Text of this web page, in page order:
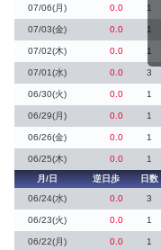
07/06(月) 0.0 1
07/03(金) 0.0 1
07/02(木) 0.0 1
07/01(水) 0.0 3
06/30(火) 0.0 1
06/29(月) 0.0 1
06/26(金) 0.0 1
06/25(木) 0.0 1
月/日
逆日歩 日数
06/24(水)
0.0 3
06/23(火) 0.0 1
06/22(月) 0.0 1